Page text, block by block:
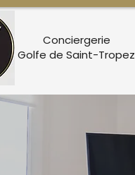
Conciergerie
Golfe de Saint-Tropez